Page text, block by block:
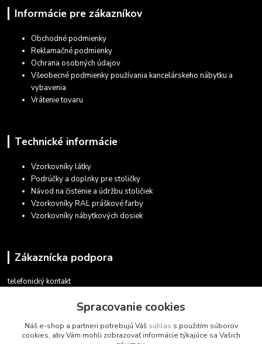
Informácie pre zákazníkov
Obchodné podmienky
Reklamačné podmienky
Ochrana osobných údajov
Všeobecné podmienky používania kancelárskeho nábytku a
vybavenia
Vrátenie tovaru
Technické informácie
Vzorkovníky látky
Podrúčky a doplnky pre stoličky
Návod na čistenie a údržbu stoličiek
Vzorkovníky RAL práškové farby
Vzorkovníky nábytkových dosiek
Zákaznícka podpora
telefonický kontakt
v pracovných dňoch 08.30 - 16.00
obchod@marketsk.sk
Spracovanie cookies
Náš e-shop a partneri potrebujú Váš súhlas s použitím súborov
cookies, aby Vám mohli zobrazovať informácie týkajúce sa Vašich